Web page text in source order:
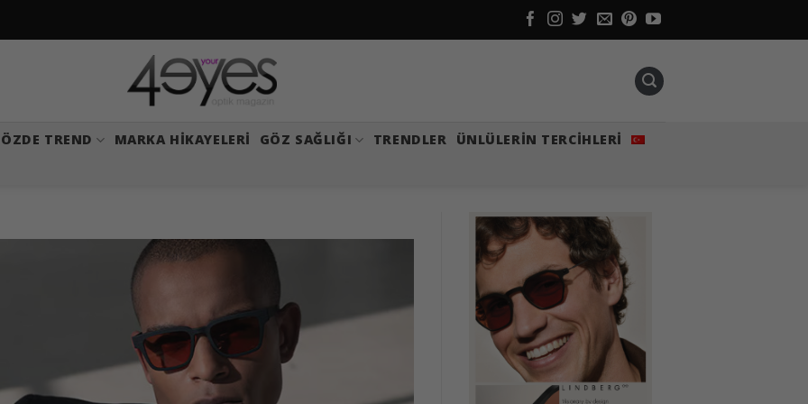
TREND MARKA HIKAYELERI GÖZ SAĞLIĞI TRENDLER ÜNLÜLERIN TERCIHLERI